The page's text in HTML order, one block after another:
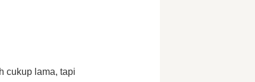
cukup lama, tapi